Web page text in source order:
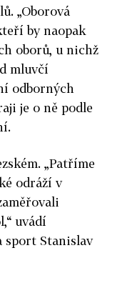
„Oborová
by naopak
oborů, u nichž
mluvčí
odborných
je o ně podle
„Patříme
odráží v
uvádí
sport Stanislav